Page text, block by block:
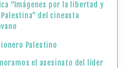
Palestina en Argentina
IX Encuentro
legado literario del poeta